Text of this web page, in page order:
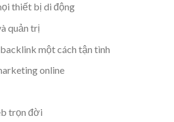
thiết bị di động
quản trị
một cách tận tình
online
trọn đời